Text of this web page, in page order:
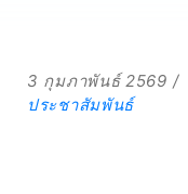
3 กุมภาพันธ์ 2569
ประชาสัมพันธ์